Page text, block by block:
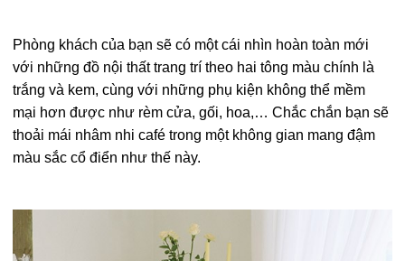
Phòng khách của bạn sẽ có một cái nhìn hoàn toàn mới
với những đồ nội thất trang trí theo hai tông màu chính là
trắng và kem, cùng với những phụ kiện không thể mềm
mại hơn được như rèm cửa, gối, hoa,… Chắc chắn bạn sẽ
thoải mái nhâm nhi café trong một không gian mang đậm
màu sắc cổ điển như thế này.